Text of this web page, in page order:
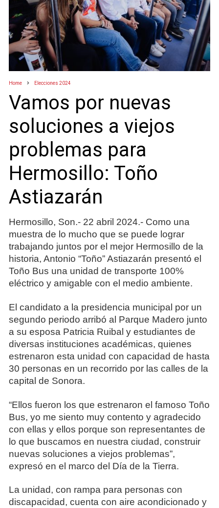
Home Elecciones 2024
Vamos por nuevas
soluciones a viejos
problemas para
Hermosillo: Toño
Astiazarán
Hermosillo, Son.- 22 abril 2024.- Como una
muestra de lo mucho que se puede lograr
trabajando juntos por el mejor Hermosillo de la
historia, Antonio “Toño” Astiazarán presentó el
Toño Bus una unidad de transporte 100%
eléctrico y amigable con el medio ambiente.
El candidato a la presidencia municipal por un
segundo periodo arribó al Parque Madero junto
a su esposa Patricia Ruibal y estudiantes de
diversas instituciones académicas, quienes
estrenaron esta unidad con capacidad de hasta
30 personas en un recorrido por las calles de la
capital de Sonora.
“Ellos fueron los que estrenaron el famoso Toño
Bus, yo me siento muy contento y agradecido
con ellas y ellos porque son representantes de
lo que buscamos en nuestra ciudad, construir
nuevas soluciones a viejos problemas”,
expresó en el marco del Día de la Tierra.
La unidad, con rampa para personas con
discapacidad, cuenta con aire acondicionado y